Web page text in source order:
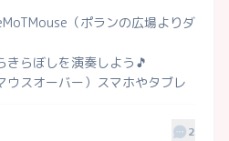
（ポランの広場よりダ
らぼしを演奏しよう🎵
ウスオーバー）スマホやタブレ
れるよ⭐️
2